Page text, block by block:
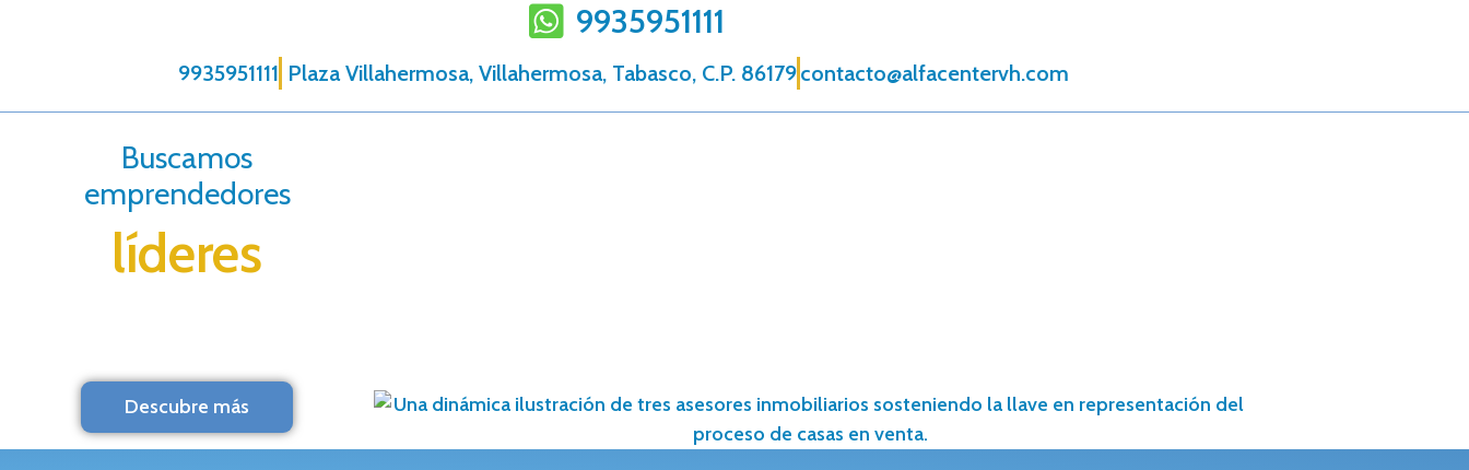
9935951111
9935951111 Plaza Villahermosa, Villahermosa, Tabasco, C.P. 86179contacto@alfacentervh.com
Buscamos
emprendedores
líderes
Descubre más